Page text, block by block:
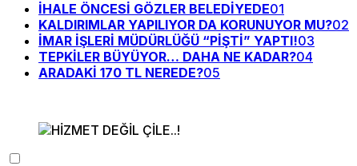
İHALE ÖNCESİ GÖZLER BELEDİYEDE01
KALDIRIMLAR YAPILIYOR DA KORUNUYOR MU?02
İMAR İŞLERİ MÜDÜRLÜĞÜ “PİŞTİ” YAPTI!03
TEPKİLER BÜYÜYOR… DAHA NE KADAR?04
ARADAKİ 170 TL NEREDE?05